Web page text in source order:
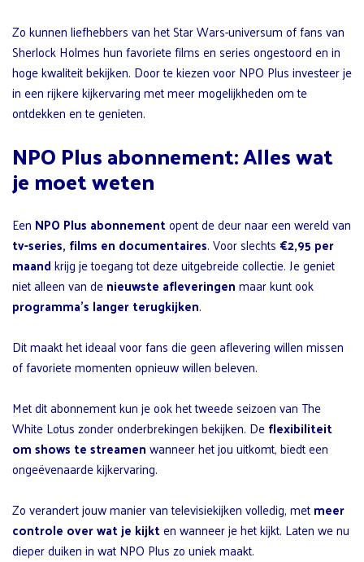
Zo kunnen liefhebbers van het Star Wars-universum of fans van
Sherlock Holmes hun favoriete films en series ongestoord en in
hoge kwaliteit bekijken. Door te kiezen voor NPO Plus investeer je
in een rijkere kijkervaring met meer mogelijkheden om te
ontdekken en te genieten.
NPO Plus abonnement: Alles wat
je moet weten
Een NPO Plus abonnementopent de deur naar een wereld van
tv-series, films en documentaires. Voor slechts€2,95 per
maandkrijg je toegang tot deze uitgebreide collectie. Je geniet
niet alleen van denieuwste afleveringenmaar kunt ook
programma’s langer terugkijken.
Dit maakt het ideaal voor fans die geen aflevering willen missen
of favoriete momenten opnieuw willen beleven.
Met dit abonnement kun je ook het tweede seizoen van The
White Lotus zonder onderbrekingen bekijken. Deflexibiliteit
om shows te streamenwanneer het jou uitkomt, biedt een
ongeëvenaarde kijkervaring.
Zo verandert jouw manier van televisiekijken volledig, metmeer
controle over wat je kijkten wanneer je het kijkt. Laten we nu
dieper duiken in wat NPO Plus zo uniek maakt.